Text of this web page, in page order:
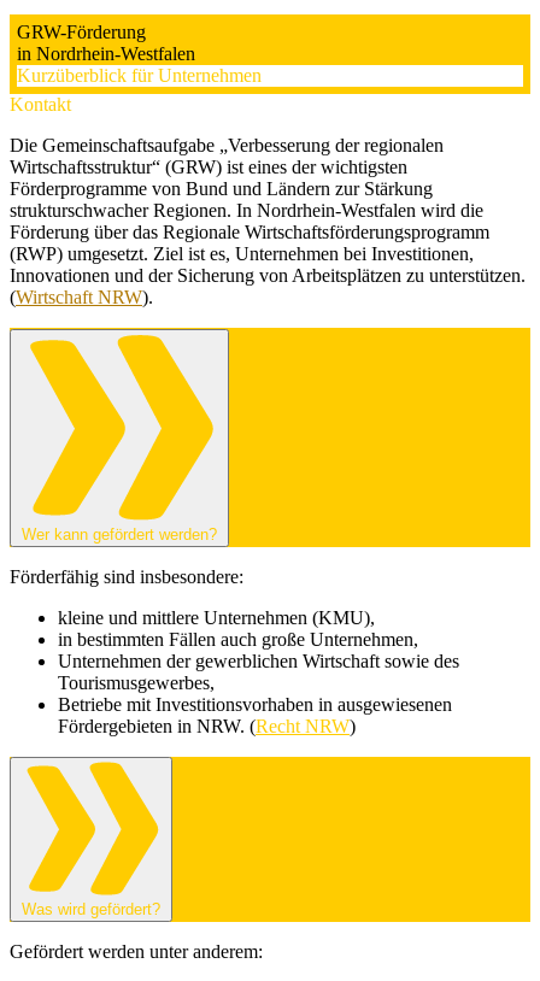
GRW-Förderung
in Nordrhein-Westfalen
Kurzüberblick für Unternehmen
Kontakt
Die Gemeinschaftsaufgabe „Verbesserung der regionalen
Wirtschaftsstruktur“ (GRW) ist eines der wichtigsten
Förderprogramme von Bund und Ländern zur Stärkung
strukturschwacher Regionen. In Nordrhein-Westfalen wird die
Förderung über das Regionale Wirtschaftsförderungsprogramm
(RWP) umgesetzt. Ziel ist es, Unternehmen bei Investitionen,
Innovationen und der Sicherung von Arbeitsplätzen zu unterstützen.
(Wirtschaft NRW).
Wer kann gefördert werden?
Förderfähig sind insbesondere:
kleine und mittlere Unternehmen (KMU),
in bestimmten Fällen auch große Unternehmen,
Unternehmen der gewerblichen Wirtschaft sowie des
Tourismusgewerbes,
Betriebe mit Investitionsvorhaben in ausgewiesenen
Fördergebieten in NRW. (Recht NRW)
Was wird gefördert?
Gefördert werden unter anderem: